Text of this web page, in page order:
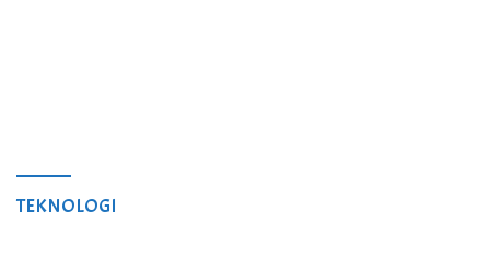
TEKNOLOGI